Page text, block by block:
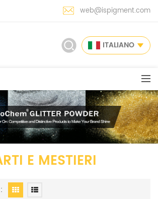
web@ispigment.com
ITALIANO
E MESTIERI